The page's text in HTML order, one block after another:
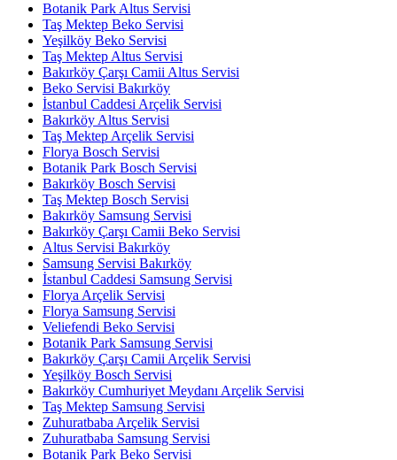
Botanik Park Altus Servisi
Taş Mektep Beko Servisi
Yeşilköy Beko Servisi
Taş Mektep Altus Servisi
Bakırköy Çarşı Camii Altus Servisi
Beko Servisi Bakırköy
İstanbul Caddesi Arçelik Servisi
Bakırköy Altus Servisi
Taş Mektep Arçelik Servisi
Florya Bosch Servisi
Botanik Park Bosch Servisi
Bakırköy Bosch Servisi
Taş Mektep Bosch Servisi
Bakırköy Samsung Servisi
Bakırköy Çarşı Camii Beko Servisi
Altus Servisi Bakırköy
Samsung Servisi Bakırköy
İstanbul Caddesi Samsung Servisi
Florya Arçelik Servisi
Florya Samsung Servisi
Veliefendi Beko Servisi
Botanik Park Samsung Servisi
Bakırköy Çarşı Camii Arçelik Servisi
Yeşilköy Bosch Servisi
Bakırköy Cumhuriyet Meydanı Arçelik Servisi
Taş Mektep Samsung Servisi
Zuhuratbaba Arçelik Servisi
Zuhuratbaba Samsung Servisi
Botanik Park Beko Servisi